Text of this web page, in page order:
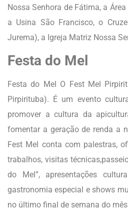
Nossa Senhora de Fátima, a
a Usina São Francisco, o
Jurema), a Igreja Matriz Nossa
Festa do Mel
Festa do Mel O Fest Mel
Pirpirituba). É um evento
promover a cultura da
fomentar a geração de renda a
Fest Mel conta com palestras,
trabalhos, visitas
do Mel”, apresentações
gastronomia especial e shows
no último final de semana do